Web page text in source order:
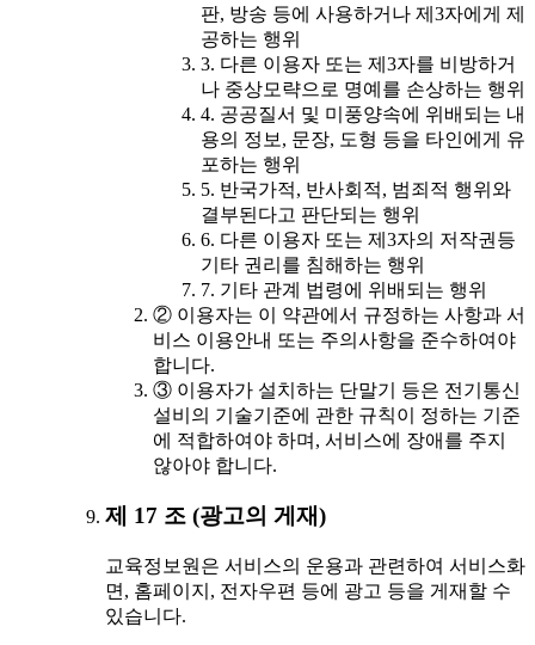
판, 방송 등에 사용하거나 제3자에게 제
공하는 행위
3. 다른 이용자 또는 제3자를 비방하거
나 중상모략으로 명예를 손상하는 행위
4. 공공질서 및 미풍양속에 위배되는 내
용의 정보, 문장, 도형 등을 타인에게 유
포하는 행위
5. 반국가적, 반사회적, 범죄적 행위와
결부된다고 판단되는 행위
6. 다른 이용자 또는 제3자의 저작권등
기타 권리를 침해하는 행위
7. 기타 관계 법령에 위배되는 행위
② 이용자는 이 약관에서 규정하는 사항과 서
비스 이용안내 또는 주의사항을 준수하여야
합니다.
③ 이용자가 설치하는 단말기 등은 전기통신
설비의 기술기준에 관한 규칙이 정하는 기준
에 적합하여야 하며, 서비스에 장애를 주지
않아야 합니다.
제 17 조 (광고의 게재)
교육정보원은 서비스의 운용과 관련하여 서비스화
면, 홈페이지, 전자우편 등에 광고 등을 게재할 수
있습니다.